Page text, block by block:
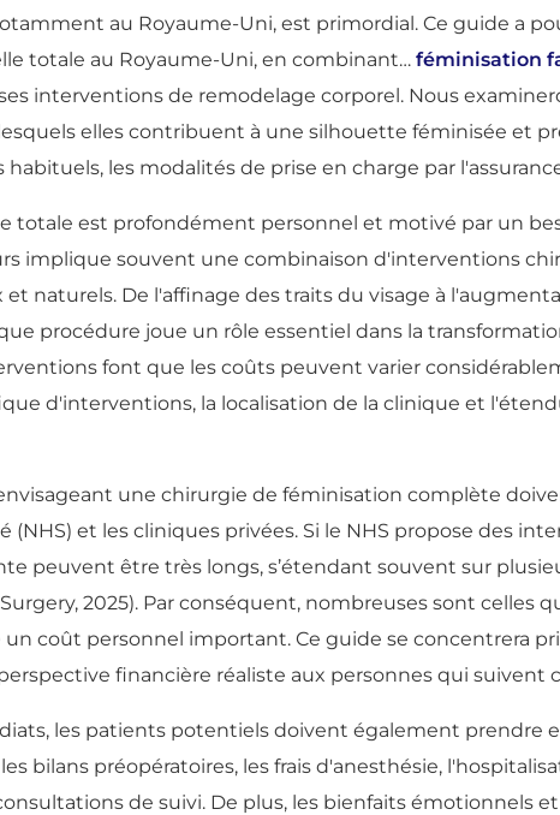
au Royaume-Uni, est primordial. Ce guide a
totale au Royaume-Uni, en combinant… féminisation
interventions de remodelage corporel. Nous
elles contribuent à une silhouette féminisée et
les modalités de prise en charge par
totale est profondément personnel et motivé par un
implique souvent une combinaison d'interventions
naturels. De l'affinage des traits du visage à
procédure joue un rôle essentiel dans la
font que les coûts peuvent varier
d'interventions, la localisation de la clinique et
une chirurgie de féminisation complète
(NHS) et les cliniques privées. Si le NHS propose des
peuvent être très longs, s’étendant souvent sur
2025). Par conséquent, nombreuses sont celles
un coût personnel important. Ce guide se concentrera
financière réaliste aux personnes qui suivent
les patients potentiels doivent également prendre
bilans préopératoires, les frais d'anesthésie,
de suivi. De plus, les bienfaits émotionnels